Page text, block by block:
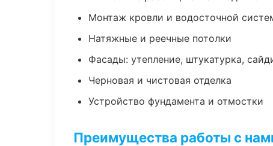
Монтаж кровли и водосточной
Натяжные и реечные потолки
Фасады: утепление, штукатурка,
Черновая и чистовая отделка
Устройство фундамента и отмостки
Преимущества работы с